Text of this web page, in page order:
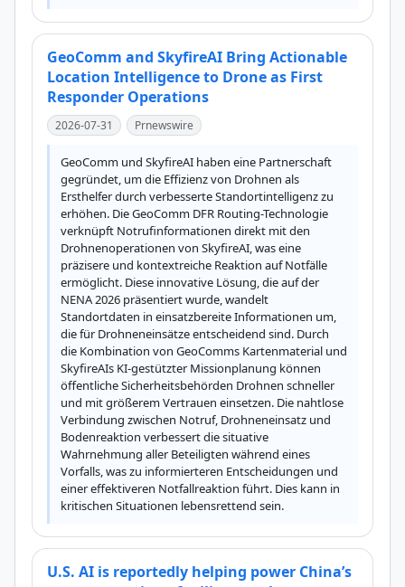
GeoComm and SkyfireAI Bring Actionable
Location Intelligence to Drone as First
Responder Operations
2026-07-31 Prnewswire
GeoComm und SkyfireAI haben eine Partnerschaft
gegründet, um die Effizienz von Drohnen als
Ersthelfer durch verbesserte Standortintelligenz zu
erhöhen. Die GeoComm DFR Routing-Technologie
verknüpft Notrufinformationen direkt mit den
Drohnenoperationen von SkyfireAI, was eine
präzisere und kontextreiche Reaktion auf Notfälle
ermöglicht. Diese innovative Lösung, die auf der
NENA 2026 präsentiert wurde, wandelt
Standortdaten in einsatzbereite Informationen um,
die für Drohneneinsätze entscheidend sind. Durch
die Kombination von GeoComms Kartenmaterial und
SkyfireAIs KI-gestützter Missionplanung können
öffentliche Sicherheitsbehörden Drohnen schneller
und mit größerem Vertrauen einsetzen. Die nahtlose
Verbindung zwischen Notruf, Drohneneinsatz und
Bodenreaktion verbessert die situative
Wahrnehmung aller Beteiligten während eines
Vorfalls, was zu informierteren Entscheidungen und
einer effektiveren Notfallreaktion führt. Dies kann in
kritischen Situationen lebensrettend sein.
U.S. AI is reportedly helping power China’s